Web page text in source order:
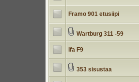
Framo 901 etusiipi
Wartburg 311 -59
Ifa F9
353 sisustaa